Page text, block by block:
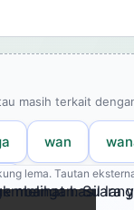
lema. Tautan
melihat hasil
masih terkait
wan